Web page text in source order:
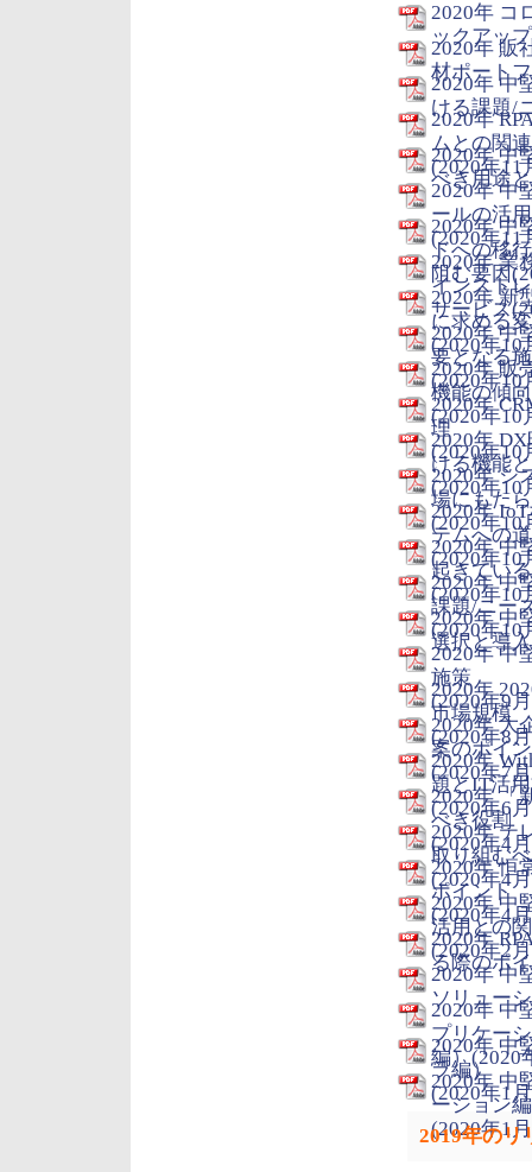
2020年 コ
ックアッ
2020年 販
材ポート
2020年 中
ける課題/
2020年
ムとの関連
(2020年11
2020年 中
べき用途
2020年 中
ールの活
(2020年11
2020年 中
ドへの移
阻む要因
2020年 業
インスト
サービス
2020年 新
に求める
(2020年10
2020年 中
要となる
(2020年10
2020年 販
機能の傾向
(2020年10
2020年
理
(2020年10
2020年
ける機能
(2020年10
2020年 シ
場にもた
(2020年10
2020年
テムへの
(2020年10
2020年 中
起きてい
(2020年10
2020年 中
課題/ニー
(2020年10
2020年 中
選択と導
2020年 中
施策
(2020年9
2020年
市場規模
(2020年8
2020年 大
案のポイ
(2020年7
2020年
題とIT活
(2020年6
2020年 「
べき役割
(2020年4
2020年 テ
取り組む
(2020年4
2020年 恒
ポイント
(2020年4
2020年 中
活用との
(2020年2
2020年
る際のポ
2020年 中
ソリュー
2020年 中
プリケー
編）(2020
2020年 中
ラ編）
(2020年1
2020年 中
ーション
(2020年1
2019年のリ